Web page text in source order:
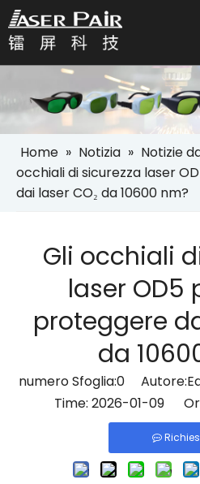
Prodotti
Soluzioni
Azienda
Servizi
Contatto
Home » Notizia » Notizie
occhiali di sicurezza laser
dai laser CO₂ da 10600 nm?
Gli occhiali
laser OD5
proteggere
da
numero Sfoglia:0
Time: 2026-01-09